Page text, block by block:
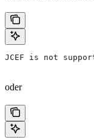
JCEF is not
oder